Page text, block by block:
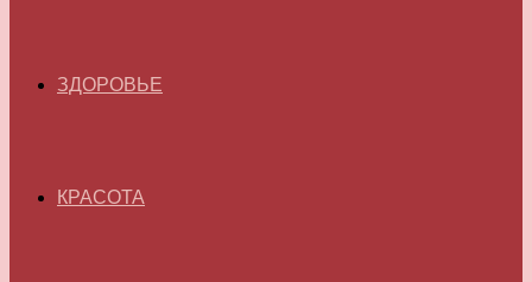
ЗДОРОВЬЕ
КРАСОТА